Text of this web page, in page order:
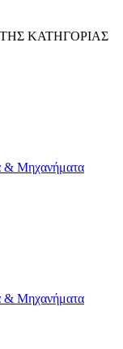
ΚΑΤΗΓΟΡΙΑΣ
& Μηχανήματα
& Μηχανήματα